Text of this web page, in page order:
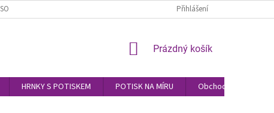
ÚDAJŮ Přihlášení
NÁKUPNÍ
Prázdný košík
HRNKY S POTISKEM POTISK NA MÍRU
Obchodní podmínky